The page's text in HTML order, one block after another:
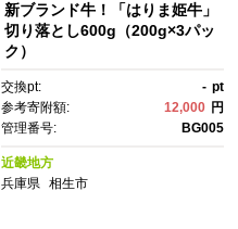
新ブランド牛！「はりま姫牛」
切り落とし600g（200g×3パッ
ク）
交換pt: - pt
参考寄附額:
12,000 円
管理番号:
BG005
近畿地方
兵庫県 相生市